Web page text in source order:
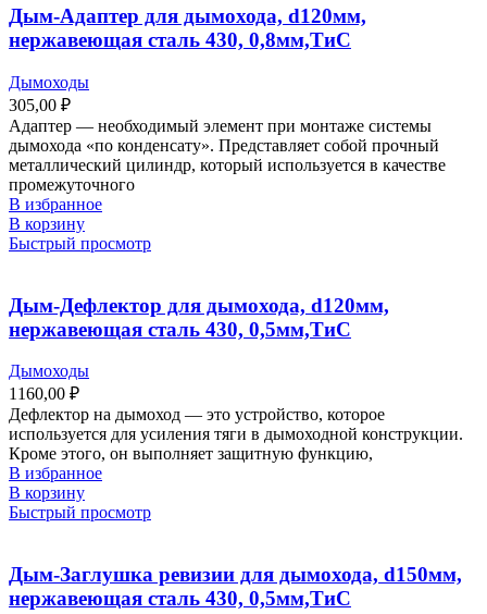
Дым-Адаптер для дымохода, d120мм,
нержавеющая сталь 430, 0,8мм,ТиС
Дымоходы
305,00 ₽
Адаптер ― необходимый элемент при монтаже системы
дымохода «по конденсату». Представляет собой прочный
металлический цилиндр, который используется в качестве
промежуточного
В избранное
В корзину
Быстрый просмотр
Дым-Дефлектор для дымохода, d120мм,
нержавеющая сталь 430, 0,5мм,ТиС
Дымоходы
1160,00 ₽
Дефлектор на дымоход — это устройство, которое
используется для усиления тяги в дымоходной конструкции.
Кроме этого, он выполняет защитную функцию,
В избранное
В корзину
Быстрый просмотр
Дым-Заглушка ревизии для дымохода, d150мм,
нержавеющая сталь 430, 0,5мм,ТиС